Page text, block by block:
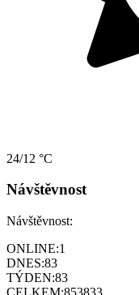
24/12 °C
Návštěvnost
Návštěvnost:
ONLINE:1
DNES:83
TÝDEN:83
CELKEM:853833